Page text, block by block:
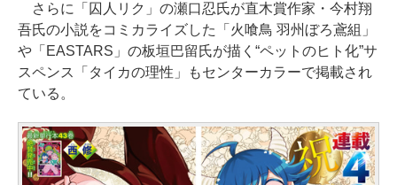
さらに「囚人リク」の瀬口忍氏が直木賞作家・今村翔
吾氏の小説をコミカライズした「火喰鳥 羽州ぼろ鳶組」
や「EASTARS」の板垣巴留氏が描く“ペットのヒト化”サ
スペンス「タイカの理性」もセンターカラーで掲載され
ている。